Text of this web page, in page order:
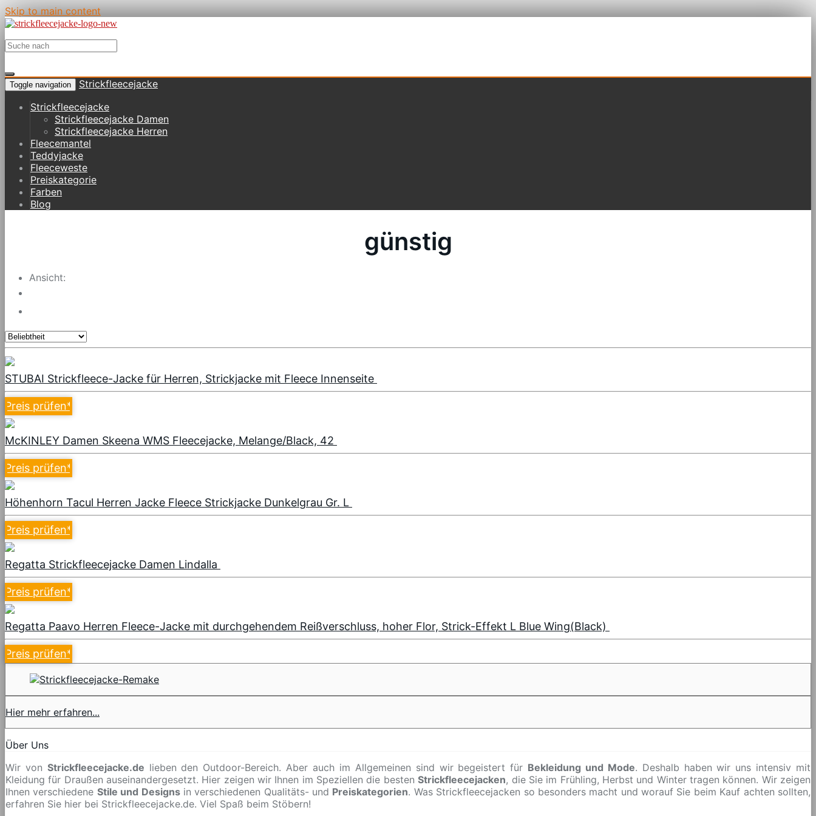
Skip to main content
Toggle navigation
Strickfleecejacke
Strickfleecejacke
Strickfleecejacke Damen
Strickfleecejacke Herren
Fleecemantel
Teddyjacke
Fleeceweste
Preiskategorie
Farben
Blog
günstig
Ansicht:
STUBAI Strickfleece-Jacke für Herren, Strickjacke mit Fleece Innenseite
Preis prüfen*
McKINLEY Damen Skeena WMS Fleecejacke, Melange/Black, 42
Preis prüfen*
Höhenhorn Tacul Herren Jacke Fleece Strickjacke Dunkelgrau Gr. L
Preis prüfen*
Regatta Strickfleecejacke Damen Lindalla
Preis prüfen*
Regatta Paavo Herren Fleece-Jacke mit durchgehendem Reißverschluss, hoher Flor, Strick-Effekt L Blue Wing(Black)
Preis prüfen*
Hier mehr erfahren...
Über Uns
Wir von Strickfleecejacke.de lieben den Outdoor-Bereich. Aber auch im Allgemeinen sind wir begeistert für Bekleidung und Mode. Deshalb haben wir uns intensiv mit
Kleidung für Draußen auseinandergesetzt. Hier zeigen wir Ihnen im Speziellen die bestenStrickfleecejacken, die Sie im Frühling, Herbst und Winter tragen können. Wir zeigen
Ihnen verschiedene Stile und Designsin verschiedenen Qualitäts- und Preiskategorien. Was Strickfleecejacken so besonders macht und worauf Sie beim Kauf achten sollten,
erfahren Sie hier bei Strickfleecejacke.de. Viel Spaß beim Stöbern!